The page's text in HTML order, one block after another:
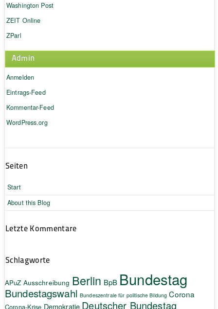
Washington Post
ZEIT Online
ZParl
Admin
Anmelden
Eintrags-Feed
Kommentar-Feed
WordPress.org
Seiten
Start
About this Blog
Letzte Kommentare
Schlagworte
APuZ Ausschreibung Berlin BpB Bundestag
Bundestagswahl Bundeszentrale für politische Bildung Corona
Corona-Krise Demokratie Deutscher Bundestag